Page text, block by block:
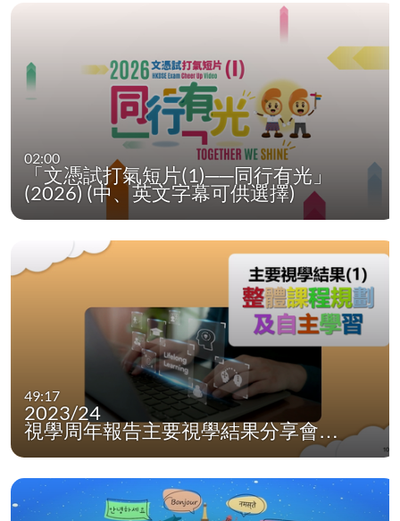
02:00
「文憑試打氣短片(1)──同行有光」
(2026) (中、英文字幕可供選擇)
49:17
2023/24
視學周年報告主要視學結果分享會…